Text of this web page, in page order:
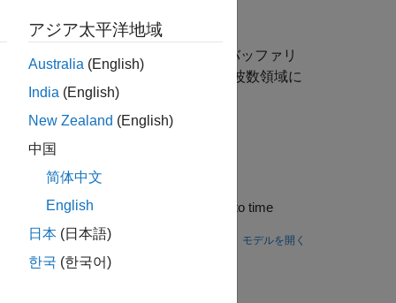
算します。ブロックは入力信号をバッファリ
は信号の FFT を取得し、それを周波数領域に
モデルを開く
アジア太平洋地域
Australia (English)
India (English)
New Zealand (English)
中国
简体中文
English
日本 (日本語)
한국 (한국어)